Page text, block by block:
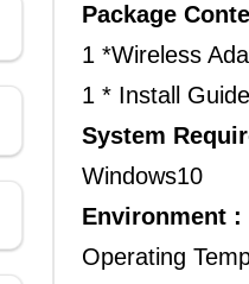
Package
1 *Wireless
1 * Install Guide
System
Windows10
Environment :
Operating